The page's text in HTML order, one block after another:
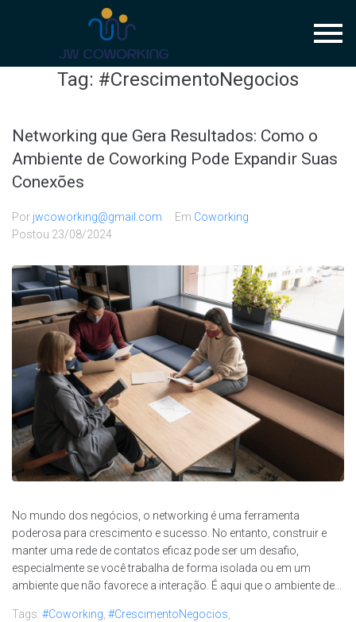
Tag: #CrescimentoNegocios
Networking que Gera Resultados: Como o
Ambiente de Coworking Pode Expandir Suas
Conexões
Por jwcoworking@gmail.com Em Coworking
Postou 23/08/2024
No mundo dos negócios, o networking é uma ferramenta
poderosa para crescimento e sucesso. No entanto, construir e
manter uma rede de contatos eficaz pode ser um desafio,
especialmente se você trabalha de forma isolada ou em um
ambiente que não favorece a interação. É aqui que o ambiente de...
Tags: #Coworking #CrescimentoNegocios